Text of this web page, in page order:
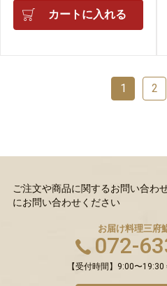
カートに入れる
1 2
ご注文や商品に関するお問い合わ
にお問い合わせください
お届け料理三府
072-
【受付時間】9:00〜